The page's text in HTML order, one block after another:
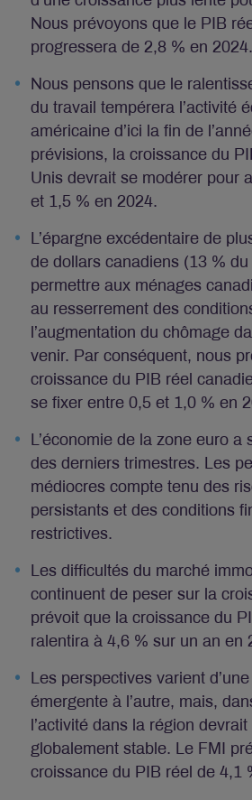
Nous prévoyons que le PIB
progressera de 2,8 % en 2024.
Nous pensons que le
du travail tempérera l’activité
américaine d’ici la fin de
prévisions, la croissance du
Unis devrait se modérer pour
et 1,5 % en 2024.
L’épargne excédentaire de
de dollars canadiens (13 %
permettre aux ménages
au resserrement des
l’augmentation du chômage
venir. Par conséquent, nous
croissance du PIB réel
se fixer entre 0,5 et 1,0 % en
L’économie de la zone euro a
des derniers trimestres. Les
médiocres compte tenu des
persistants et des conditions
restrictives.
Les difficultés du marché
continuent de peser sur la
prévoit que la croissance du
ralentira à 4,6 % sur un an en
Les perspectives varient
émergente à l’autre, mais,
l’activité dans la région
globalement stable. Le FMI
croissance du PIB réel de 4,1